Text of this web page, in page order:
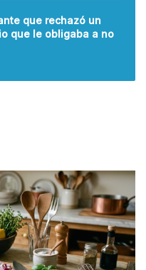
que rechazó un
que le obligaba a no